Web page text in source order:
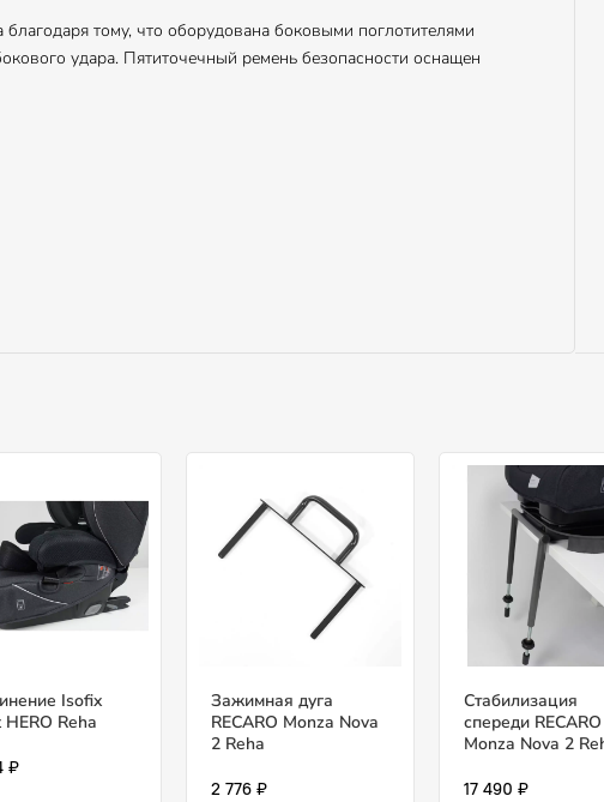
тому, что оборудована боковыми поглотителями
удара. Пятиточечный ремень безопасности оснащен
Isofix
Reha
₽
Зажимная дуга
RECARO Monza Nova
2 Reha
2 776 ₽
Стабилизация
спереди RECARO
Monza Nova 2
17 490 ₽